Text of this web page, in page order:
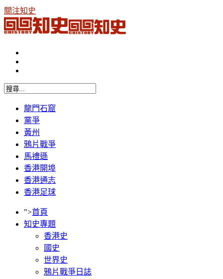
關注知史
龍門石窟
黨爭
黃州
鴉片戰爭
馬禮遜
香港開埠
香港通志
香港足球
">首頁
知史專題
香港史
國史
世界史
鴉片戰爭日誌